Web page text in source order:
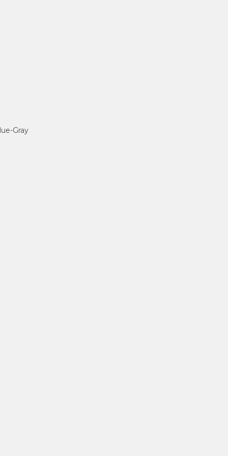
Gray